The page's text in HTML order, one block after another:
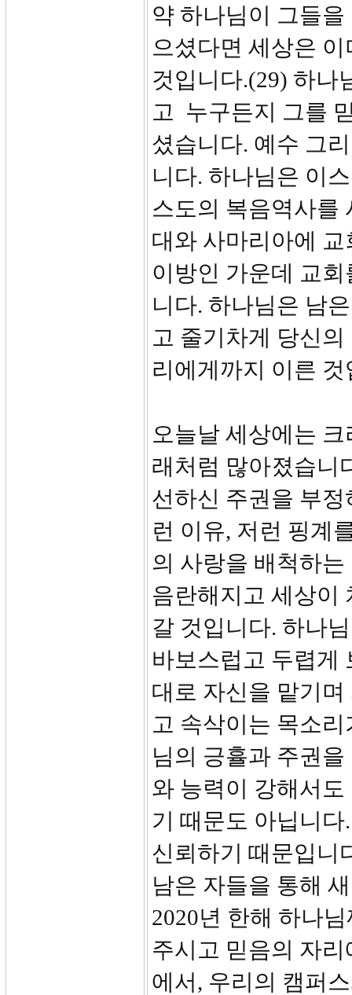
약 하나님이 그들
으셨다면 세상은
것입니다.(29) 하나
고 누구든지 그를
셨습니다. 예수 그
니다. 하나님은 이
스도의 복음역사를
대와 사마리아에
이방인 가운데 교
니다. 하나님은 남
고 줄기차게 당신
리에게까지 이른 것
오늘날 세상에는
래처럼 많아졌습니
선하신 주권을 부
런 이유, 저런 핑계
의 사랑을 배척하
음란해지고 세상이
갈 것입니다. 하나
바보스럽고 두렵게
대로 자신을 맡기
고 속삭이는 목소
님의 긍휼과 주권
와 능력이 강해서
기 때문도 아닙니
신뢰하기 때문입니
남은 자들을 통해
2020년 한해 하나
주시고 믿음의 자
에서, 우리의 캠퍼